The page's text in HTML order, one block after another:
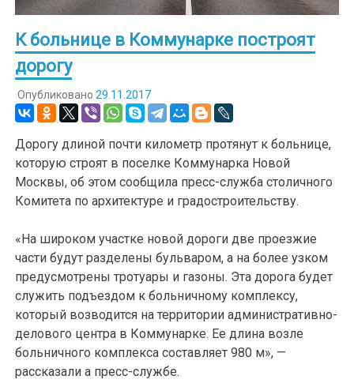
К больнице в Коммунарке построят
дорогу
Опубликовано 29.11.2017
Дорогу длиной почти километр протянут к больнице,
которую строят в поселке Коммунарка Новой
Москвы, об этом сообщила пресс-служба столичного
Комитета по архитектуре и градостроительству.
«На широком участке новой дороги две проезжие
части будут разделены бульваром, а на более узком
предусмотрены тротуары и газоны. Эта дорога будет
служить подъездом к больничному комплексу,
который возводится на территории административно-
делового центра в Коммунарке. Ее длина возле
больничного комплекса составляет 980 м», —
рассказали а пресс-службе.